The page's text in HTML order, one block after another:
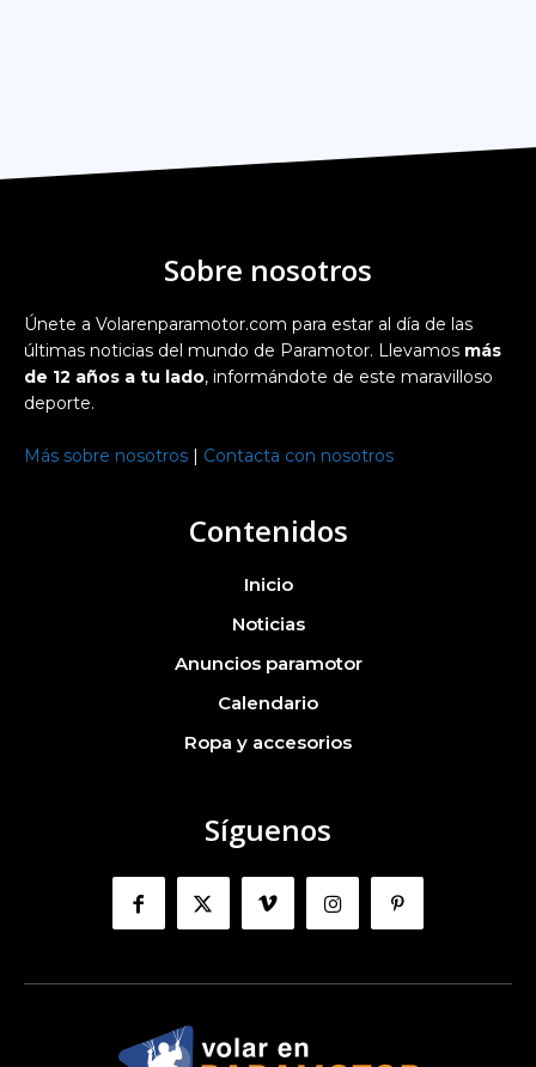
Sobre nosotros
Únete a Volarenparamotor.com para estar al día de las
últimas noticias del mundo de Paramotor. Llevamos más
de 12 años a tu lado, informándote de este maravilloso
deporte.
Más sobre nosotros | Contacta con nosotros
Contenidos
Inicio
Noticias
Anuncios paramotor
Calendario
Ropa y accesorios
Síguenos